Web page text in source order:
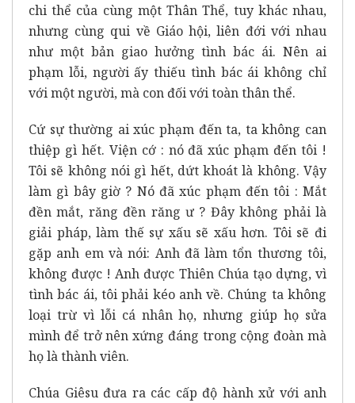
chi thể của cùng một Thân Thể, tuy khác nhau,
nhưng cùng qui về Giáo hội, liên đới với nhau
như một bản giao hưởng tình bác ái. Nên ai
phạm lỗi, người ấy thiếu tình bác ái không chỉ
với một người, mà con đối với toàn thân thể.
Cứ sự thường ai xúc phạm đến ta, ta không can
thiệp gì hết. Viện cớ : nó đã xúc phạm đến tôi !
Tôi sẽ không nói gì hết, dứt khoát là không. Vậy
làm gì bây giờ ? Nó đã xúc phạm đến tôi : Mắt
đền mắt, răng đền răng ư ? Đây không phải là
giải pháp, làm thế sự xấu sẽ xấu hơn. Tôi sẽ đi
gặp anh em và nói: Anh đã làm tổn thương tôi,
không được ! Anh được Thiên Chúa tạo dựng, vì
tình bác ái, tôi phải kéo anh về. Chúng ta không
loại trừ vì lỗi cá nhân họ, nhưng giúp họ sửa
mình để trở nên xứng đáng trong cộng đoàn mà
họ là thành viên.
Chúa Giêsu đưa ra các cấp độ hành xử với anh